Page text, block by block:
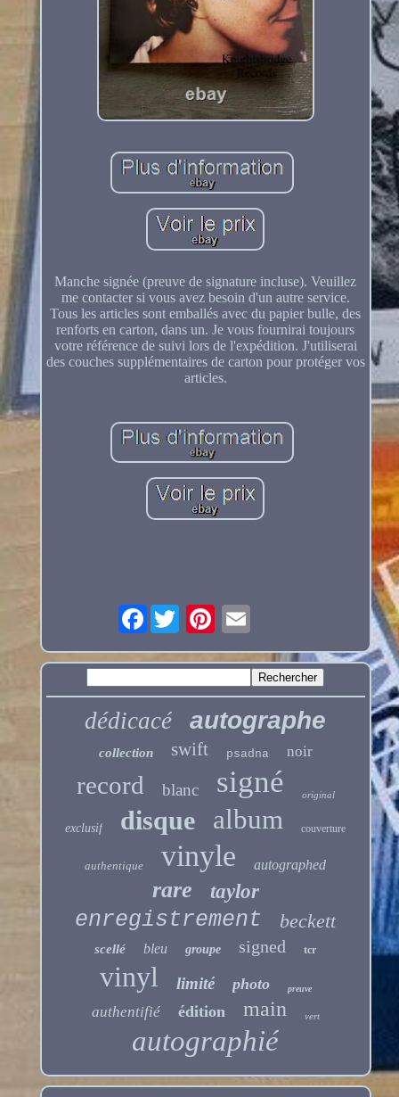
Manche signée (preuve de signature incluse). Veuillez
me contacter si vous avez besoin d'un autre service.
Tous les articles sont emballés avec du papier bulle, des
renforts en carton, dans un. Je vous fournirai toujours
votre référence de suivi lors de l'expédition. J'utiliserai
des couches supplémentaires de carton pour protéger vos
articles.
Facebook
dédicacé autographe
collection swift psadna noir
record blanc signé original
exclusif disque album couverture
authentique vinyle autographed
rare taylor
enregistrement beckett
scellé bleu groupe signed tcr
vinyl limité photo preuve
authentifié édition main vert
autographié